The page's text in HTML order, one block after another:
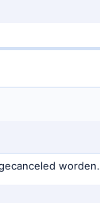
worden.